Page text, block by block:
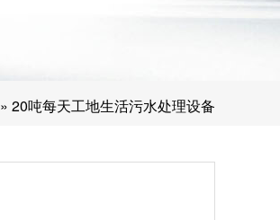
» 20吨每天工地生活污水处理设备